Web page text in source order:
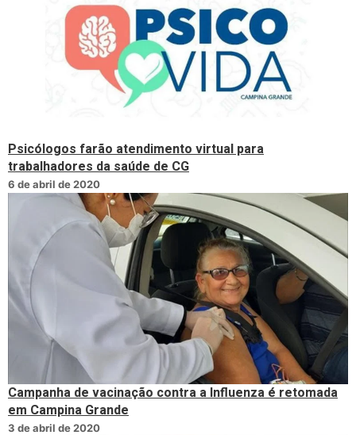
Psicólogos farão atendimento virtual para
trabalhadores da saúde de CG
6 de abril de 2020
Campanha de vacinação contra a Influenza é retomada
em Campina Grande
3 de abril de 2020